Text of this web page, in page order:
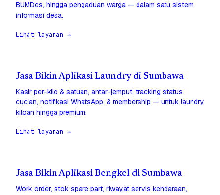
BUMDes, hingga pengaduan warga — dalam satu sistem
informasi desa.
Lihat layanan →
Jasa Bikin Aplikasi Laundry di Sumbawa
Kasir per-kilo & satuan, antar-jemput, tracking status
cucian, notifikasi WhatsApp, & membership — untuk laundry
kiloan hingga premium.
Lihat layanan →
Jasa Bikin Aplikasi Bengkel di Sumbawa
Work order, stok spare part, riwayat servis kendaraan,